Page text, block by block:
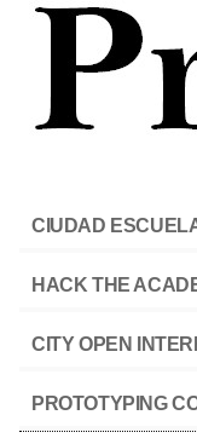
CIUDAD
HACK THE
CITY OPEN
PROTOTYPING